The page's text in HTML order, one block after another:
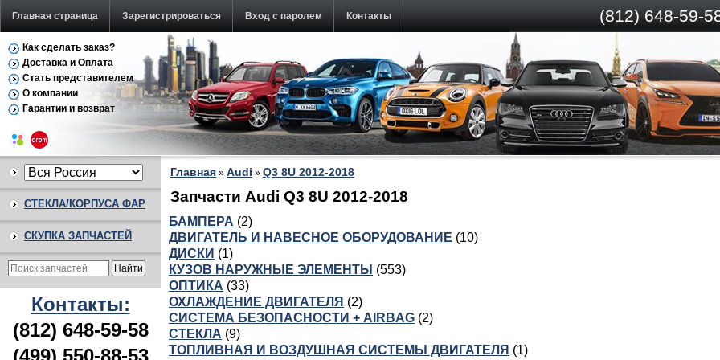
Главная страница Зарегистрироваться Вход с паролем Контакты (812) 648-59-
Как сделать заказ?
Доставка и Оплата
Стать представителем
О компании
Гарантии и возврат
СТЕКЛА/КОРПУСА ФАР
СКУПКА ЗАПЧАСТЕЙ
Контакты:
(812) 648-59-58
(499) 550-88-53
Главная » Audi » Q3 8U 2012-2018
Запчасти Audi Q3 8U 2012-2018
БАМПЕРА (2)
ДВИГАТЕЛЬ И НАВЕСНОЕ ОБОРУДОВАНИЕ (10)
ДИСКИ (1)
КУЗОВ НАРУЖНЫЕ ЭЛЕМЕНТЫ (553)
ОПТИКА (33)
ОХЛАЖДЕНИЕ ДВИГАТЕЛЯ (2)
СИСТЕМА БЕЗОПАСНОСТИ + AIRBAG (2)
СТЕКЛА (9)
ТОПЛИВНАЯ И ВОЗДУШНАЯ СИСТЕМЫ ДВИГАТЕЛЯ (1)